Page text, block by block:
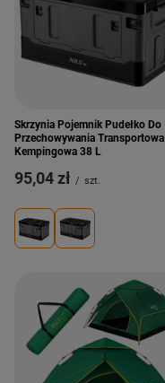
Skrzynia Pojemnik Pudełko Do
Przechowywania Transportowa
Kempingowa 38 L
95,04 zł / szt.